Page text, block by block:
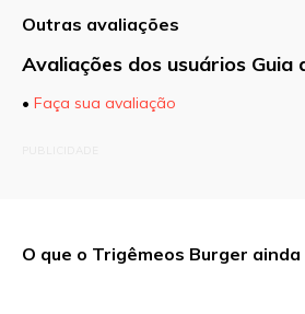
Outras avaliações
Avaliações dos usuários Guia
• Faça sua avaliação
O que o Trigêmeos Burger